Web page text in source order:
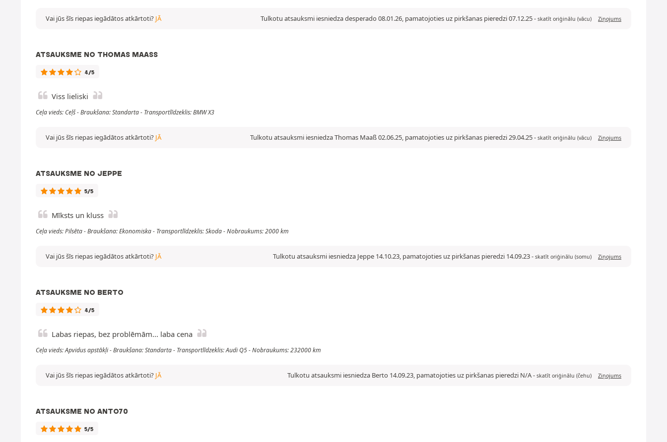
Tulkotu atsauksmi iesniedza desperado 08.01.26, pamatojoties uz pirkšanas pieredzi 07.12.25- skatīt oriģinālu (vācu) Ziņojums
Vai jūs šīs riepas iegādātos atkārtoti? JĀ
ATSAUKSME NO THOMAS MAASS
4/5
Viss lieliski
Ceļa vieds: Ceļš - Braukšana: Standarta - Transportlīdzeklis: BMW X3
Tulkotu atsauksmi iesniedza Thomas Maaß 02.06.25, pamatojoties uz pirkšanas pieredzi 29.04.25- skatīt oriģinālu (vācu) Ziņojums
Vai jūs šīs riepas iegādātos atkārtoti? JĀ
ATSAUKSME NO JEPPE
5/5
Mīksts un kluss
Ceļa vieds: Pilsēta - Braukšana: Ekonomiska - Transportlīdzeklis: Skoda - Nobraukums: 2000 km
Tulkotu atsauksmi iesniedza Jeppe 14.10.23, pamatojoties uz pirkšanas pieredzi 14.09.23- skatīt oriģinālu (somu) Ziņojums
Vai jūs šīs riepas iegādātos atkārtoti? JĀ
ATSAUKSME NO BERTO
4/5
Labas riepas, bez problēmām... laba cena
Ceļa vieds: Apvidus apstākļi - Braukšana: Standarta - Transportlīdzeklis: Audi Q5 - Nobraukums: 232000 km
Tulkotu atsauksmi iesniedza Berto 14.09.23, pamatojoties uz pirkšanas pieredzi N/A- skatīt oriģinālu (čehu) Ziņojums
Vai jūs šīs riepas iegādātos atkārtoti? JĀ
ATSAUKSME NO ANTO70
5/5